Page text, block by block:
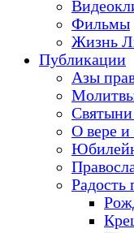
Фильмы
Жизнь
Публикации
Азы
О вере и
Радость